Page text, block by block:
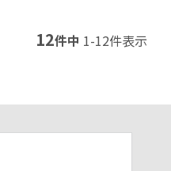
12件中 1-12件表示